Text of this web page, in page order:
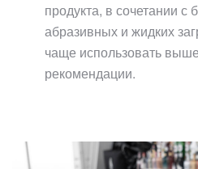
продукта, в сочетании
абразивных и жидких
чаще использовать
рекомендации.